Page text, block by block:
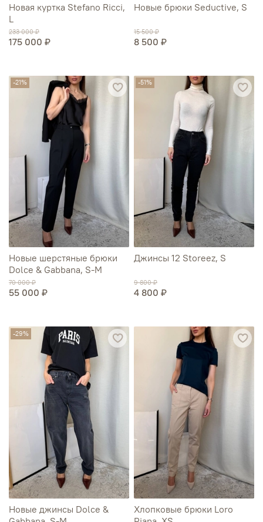
Новая куртка Stefano Ricci,
L
233 000 ₽
175 000 ₽
Новые брюки Seductive, S
15 500 ₽
8 500 ₽
-21%
Новые шерстяные брюки
Dolce & Gabbana, S-M
70 000 ₽
55 000 ₽
-51%
Джинсы 12 Storeez, S
9 800 ₽
4 800 ₽
-29%
Новые джинсы Dolce &
Хлопковые брюки Loro